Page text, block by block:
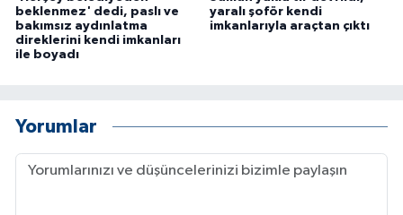
beklenmez' dedi, paslı ve
bakımsız aydınlatma
direklerini kendi imkanları
ile boyadı
yaralı şoför kendi
imkanlarıyla araçtan çıktı
Yorumlar